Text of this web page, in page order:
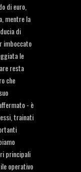
di euro,
mentre la
di
imboccato
le
resta
che
- è
trainati
principali
operativo